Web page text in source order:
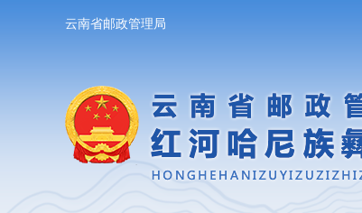
云南省邮政管理局